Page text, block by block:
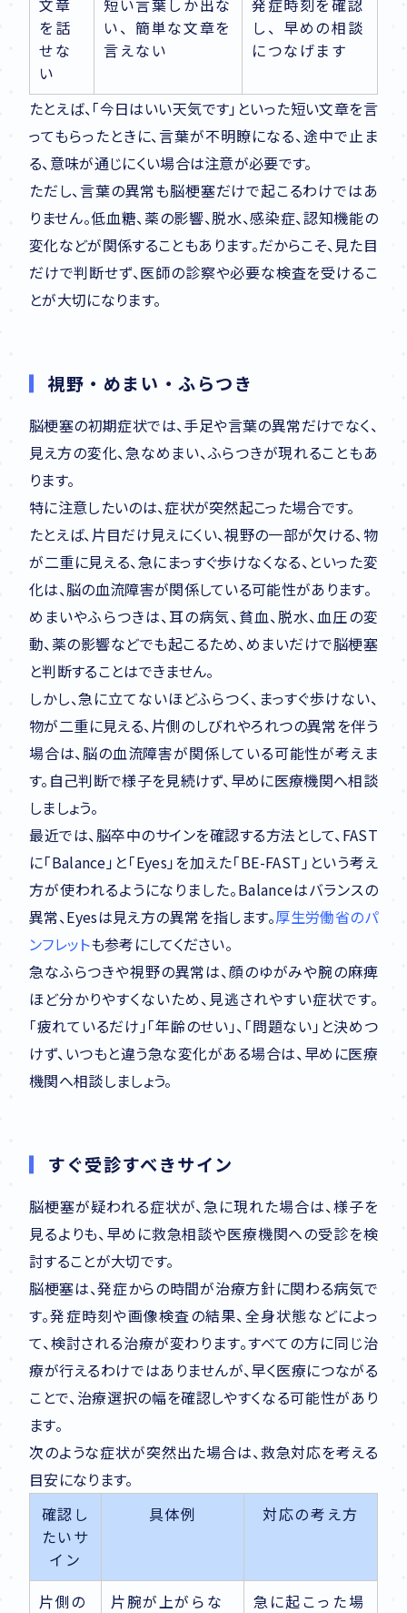
文章
を話
せな
い
短い言葉しか出な
い、簡単な文章を
言えない
発症時刻を確認
し、早めの相談
につなげます
たとえば、「今日はいい天気です」といった短い文章を言
ってもらったときに、言葉が不明瞭になる、途中で止ま
る、意味が通じにくい場合は注意が必要です。
ただし、言葉の異常も脳梗塞だけで起こるわけではあ
りません。低血糖、薬の影響、脱水、感染症、認知機能の
変化などが関係することもあります。だからこそ、見た目
だけで判断せず、医師の診察や必要な検査を受けるこ
とが大切になります。
視野・めまい・ふらつき
脳梗塞の初期症状では、手足や言葉の異常だけでなく、
見え方の変化、急なめまい、ふらつきが現れることもあ
ります。
特に注意したいのは、症状が突然起こった場合です。
たとえば、片目だけ見えにくい、視野の一部が欠ける、物
が二重に見える、急にまっすぐ歩けなくなる、といった変
化は、脳の血流障害が関係している可能性があります。
めまいやふらつきは、耳の病気、貧血、脱水、血圧の変
動、薬の影響などでも起こるため、めまいだけで脳梗塞
と判断することはできません。
しかし、急に立てないほどふらつく、まっすぐ歩けない、
物が二重に見える、片側のしびれやろれつの異常を伴う
場合は、脳の血流障害が関係している可能性が考えま
す。自己判断で様子を見続けず、早めに医療機関へ相談
しましょう。
最近では、脳卒中のサインを確認する方法として、FAST
に「Balance」と「Eyes」を加えた「BE-FAST」という考え
方が使われるようになりました。Balanceはバランスの
異常、Eyesは見え方の異常を指します。厚生労働省のパ
ンフレットも参考にしてください。
急なふらつきや視野の異常は、顔のゆがみや腕の麻痺
ほど分かりやすくないため、見逃されやすい症状です。
「疲れているだけ」「年齢のせい」、「問題ない」と決めつ
けず、いつもと違う急な変化がある場合は、早めに医療
機関へ相談しましょう。
すぐ受診すべきサイン
脳梗塞が疑われる症状が、急に現れた場合は、様子を
見るよりも、早めに救急相談や医療機関への受診を検
討することが大切です。
脳梗塞は、発症からの時間が治療方針に関わる病気で
す。発症時刻や画像検査の結果、全身状態などによっ
て、検討される治療が変わります。すべての方に同じ治
療が行えるわけではありませんが、早く医療につながる
ことで、治療選択の幅を確認しやすくなる可能性があり
ます。
次のような症状が突然出た場合は、救急対応を考える
目安になります。
確認し
たいサ
イン
具体例 対応の考え方
片側の
片腕が上がらな
急に起こった場